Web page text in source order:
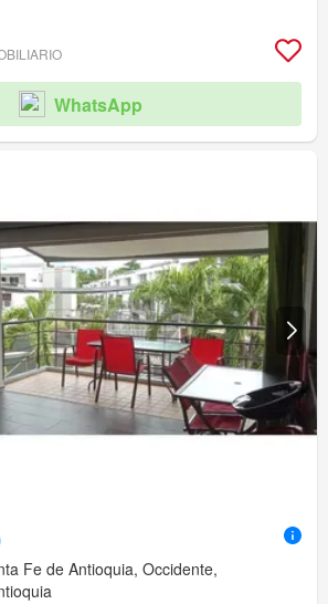
WhatsApp
Fe de Antioquia, Occidente,